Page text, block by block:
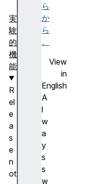
ら
か
ら
。
View
in
English
A
l
w
a
y
s
s
w
実
験
的
機
能
R
el
e
a
s
e
n
ot